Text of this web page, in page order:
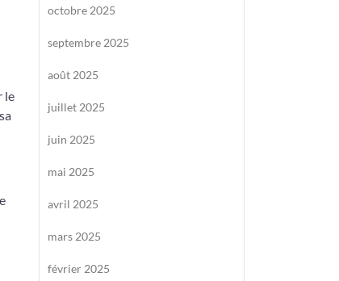
le
octobre 2025
septembre 2025
août 2025
juillet 2025
juin 2025
mai 2025
avril 2025
mars 2025
février 2025